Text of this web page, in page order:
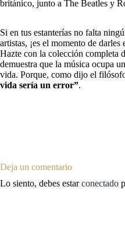
británico, junto a The Beatles y
Si en tus estanterías no falta
artistas, ¡es el momento de
Hazte con la colección completa
demuestra que la música ocupa
vida. Porque, como dijo el
vida sería un error”.
Deja un comentario
Lo siento, debes estarconectado